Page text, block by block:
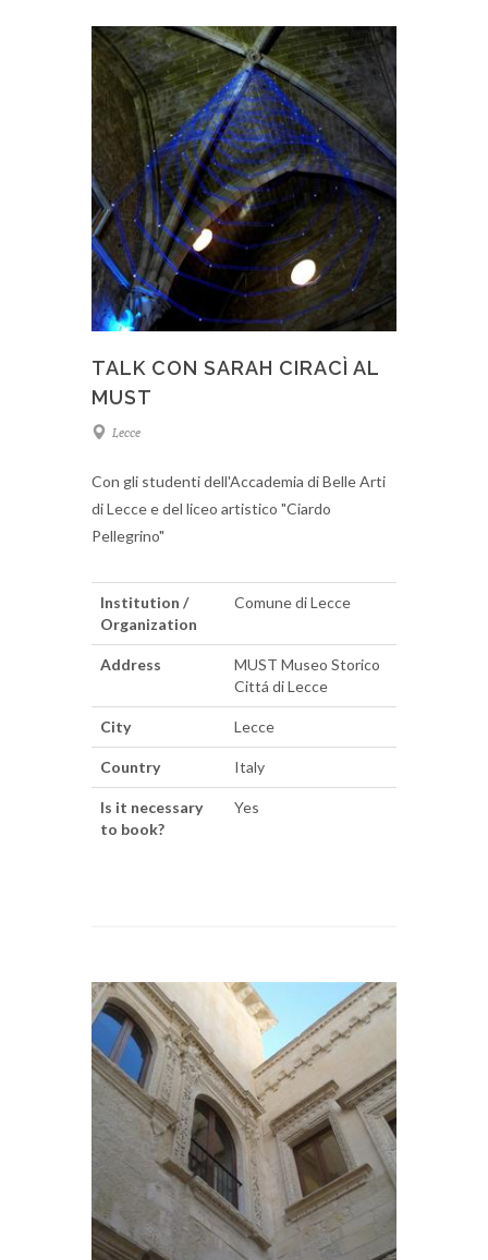
TALK CON SARAH CIRACÌ AL
MUST
Lecce
Con gli studenti dell'Accademia di Belle Arti
di Lecce e del liceo artistico "Ciardo
Pellegrino"
Institution /
Organization
Comune di Lecce
Address
MUST Museo Storico
Cittá di Lecce
City Lecce
Country Italy
Is it necessary
to book?
Yes